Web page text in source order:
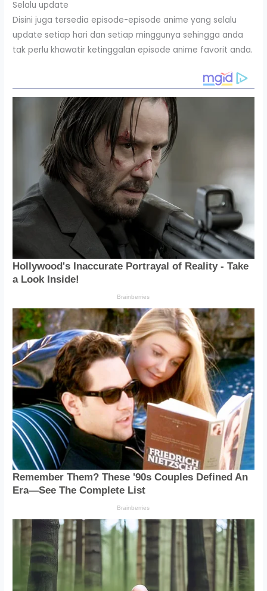
Selalu update
Disini juga tersedia episode-episode anime yang selalu
update setiap hari dan setiap minggunya sehingga anda
tak perlu khawatir ketinggalan episode anime favorit anda.